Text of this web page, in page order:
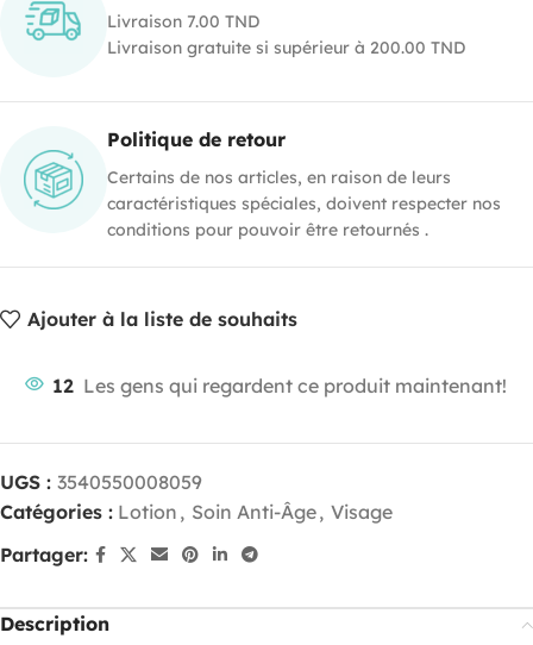
Livraison 7.00 TND
Livraison gratuite si supérieur à 200.00 TND
Politique de retour
Certains de nos articles, en raison de leurs
caractéristiques spéciales, doivent respecter nos
conditions pour pouvoir être retournés .
Ajouter à la liste de souhaits
12 Les gens qui regardent ce produit maintenant!
UGS : 3540550008059
Catégories : Lotion , Soin Anti-Âge, Visage
Partager:
Description